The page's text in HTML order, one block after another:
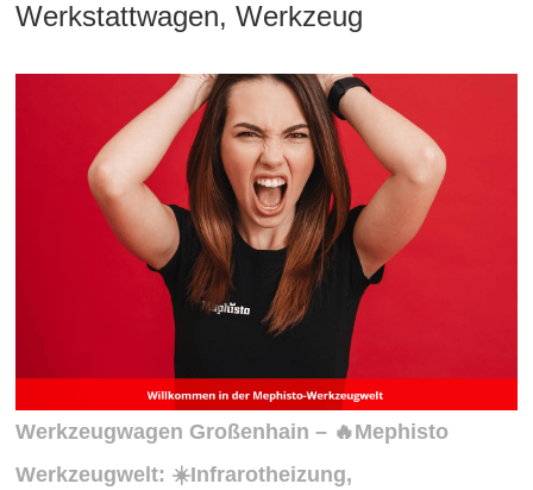
Werkstattwagen, Werkzeug
Werkzeugwagen Großenhain – 🔥Mephisto
Werkzeugwelt: ☀️Infrarotheizung,